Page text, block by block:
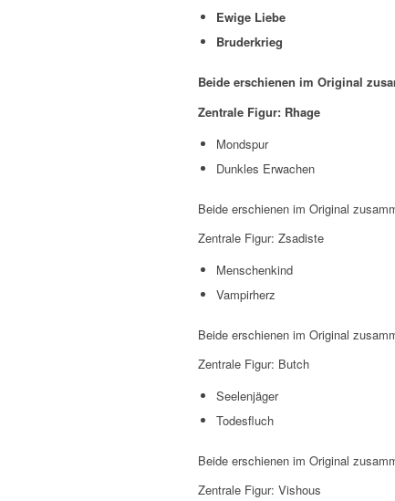
Ewige Liebe
Bruderkrieg
Beide erschienen im Original
Zentrale Figur: Rhage
Mondspur
Dunkles Erwachen
Beide erschienen im Original
Zentrale Figur: Zsadiste
Menschenkind
Vampirherz
Beide erschienen im Original
Zentrale Figur: Butch
Seelenjäger
Todesfluch
Beide erschienen im Original
Zentrale Figur: Vishous